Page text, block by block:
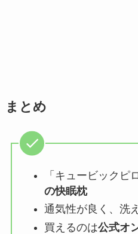
まとめ
「キュービックピ
の快眠枕
通気性が良く、洗
買えるのは公式オ